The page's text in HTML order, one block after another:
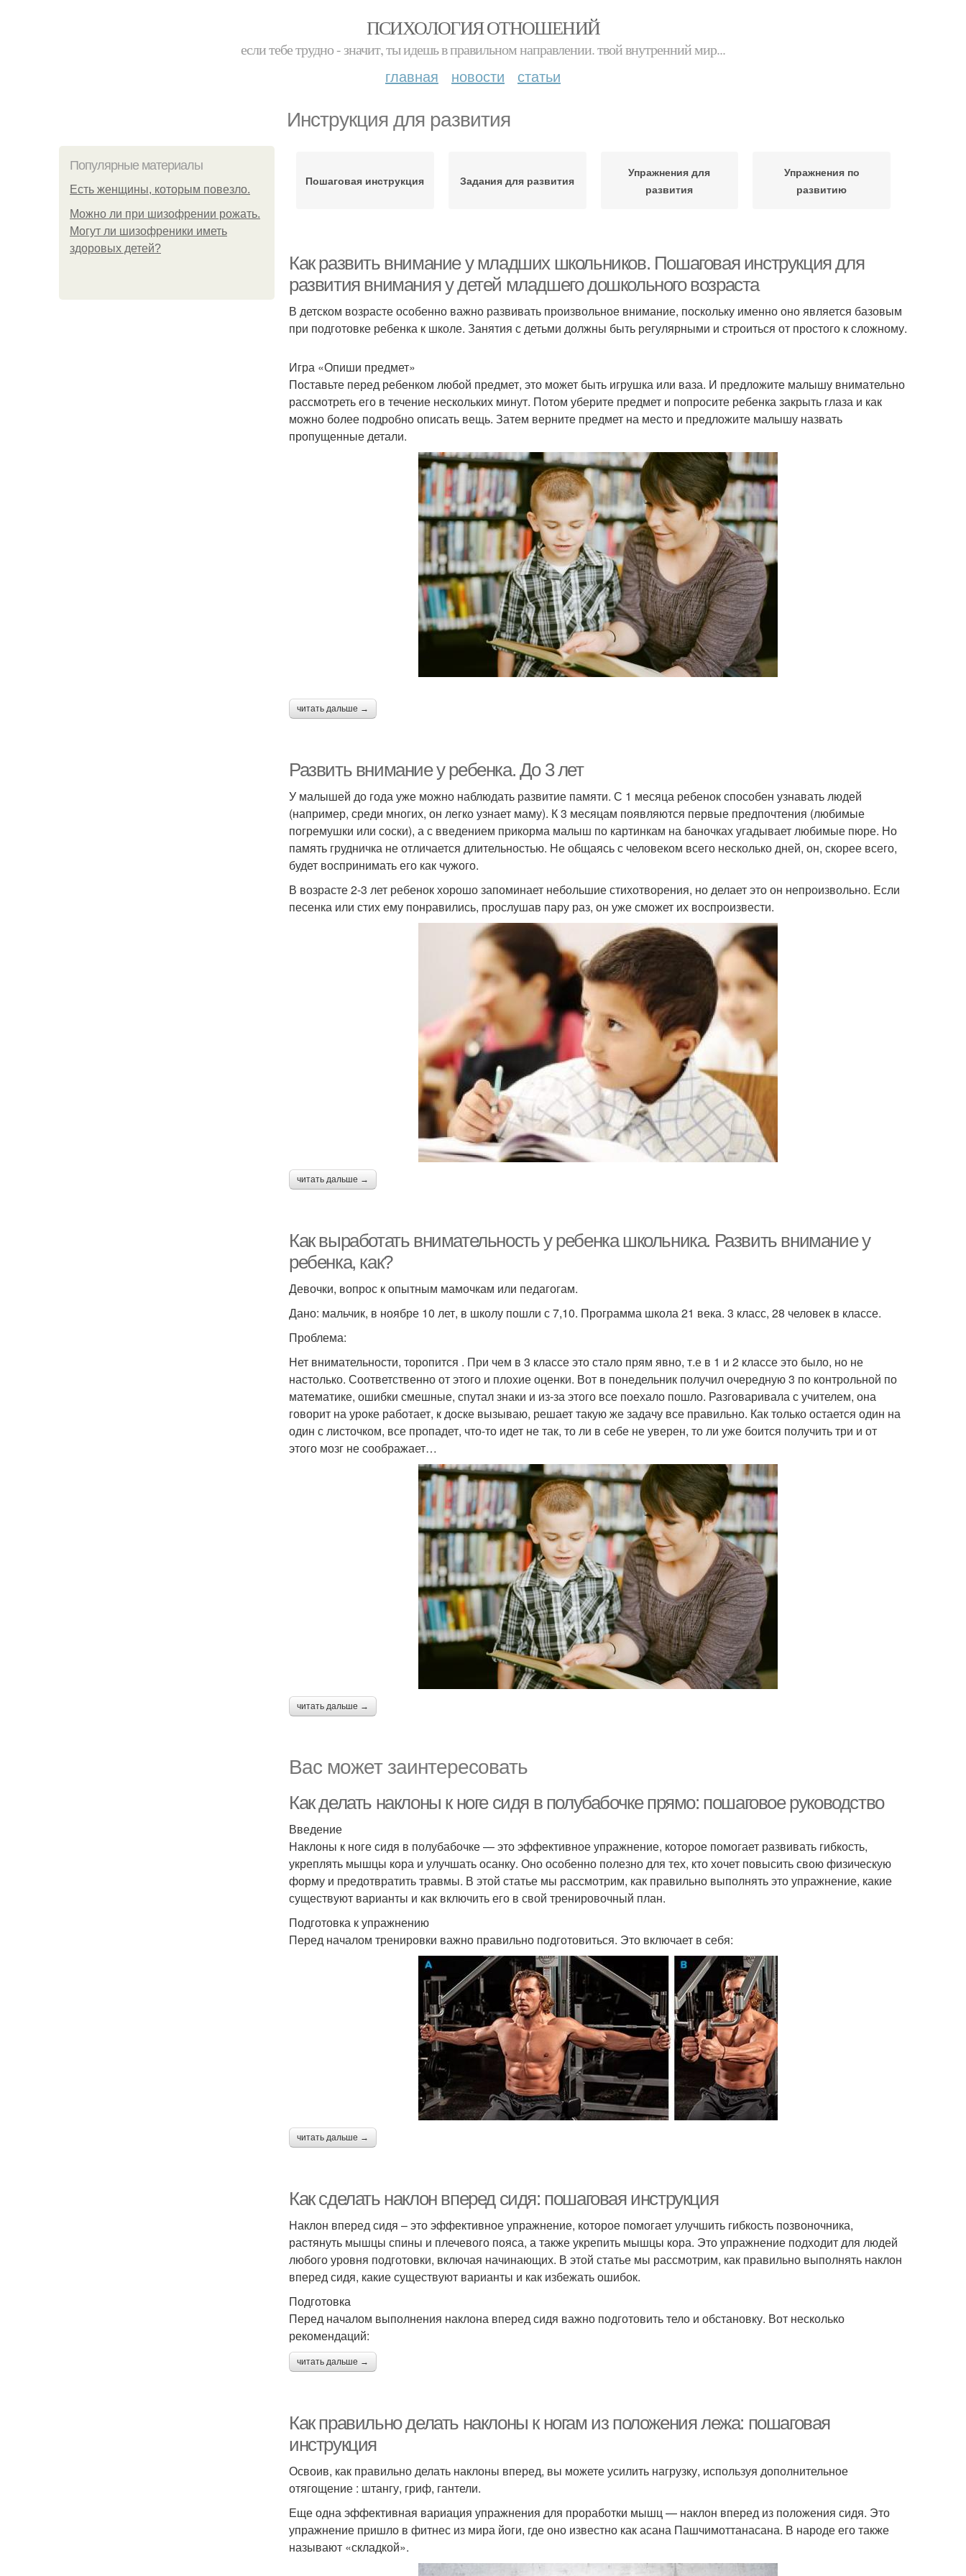
ПСИХОЛОГИЯ ОТНОШЕНИЙ
если тебе трудно - значит, ты идешь в правильном направлении. твой внутренний мир...
главная новости статьи
Инструкция для развития
Популярные материалы
Есть женщины, которым повезло.
Можно ли при шизофрении рожать.
Могут ли шизофреники иметь
здоровых детей?
Пошаговая инструкция Задания для развития
Упражнения для
развития
Упражнения по
развитию
Как развить внимание у младших школьников. Пошаговая инструкция для
развития внимания у детей младшего дошкольного возраста
В детском возрасте особенно важно развивать произвольное внимание, поскольку именно оно является базовым
при подготовке ребенка к школе. Занятия с детьми должны быть регулярными и строиться от простого к сложному.
Игра «Опиши предмет»
Поставьте перед ребенком любой предмет, это может быть игрушка или ваза. И предложите малышу внимательно
рассмотреть его в течение нескольких минут. Потом уберите предмет и попросите ребенка закрыть глаза и как
можно более подробно описать вещь. Затем верните предмет на место и предложите малышу назвать
пропущенные детали.
читать дальше →
Развить внимание у ребенка. До 3 лет
У малышей до года уже можно наблюдать развитие памяти. С 1 месяца ребенок способен узнавать людей
(например, среди многих, он легко узнает маму). К 3 месяцам появляются первые предпочтения (любимые
погремушки или соски), а с введением прикорма малыш по картинкам на баночках угадывает любимые пюре. Но
память грудничка не отличается длительностью. Не общаясь с человеком всего несколько дней, он, скорее всего,
будет воспринимать его как чужого.
В возрасте 2-3 лет ребенок хорошо запоминает небольшие стихотворения, но делает это он непроизвольно. Если
песенка или стих ему понравились, прослушав пару раз, он уже сможет их воспроизвести.
читать дальше →
Как выработать внимательность у ребенка школьника. Развить внимание у
ребенка, как?
Девочки, вопрос к опытным мамочкам или педагогам.
Дано: мальчик, в ноябре 10 лет, в школу пошли с 7,10. Программа школа 21 века. 3 класс, 28 человек в классе.
Проблема:
Нет внимательности, торопится . При чем в 3 классе это стало прям явно, т.е в 1 и 2 классе это было, но не
настолько. Соответственно от этого и плохие оценки. Вот в понедельник получил очередную 3 по контрольной по
математике, ошибки смешные, спутал знаки и из-за этого все поехало пошло. Разговаривала с учителем, она
говорит на уроке работает, к доске вызываю, решает такую же задачу все правильно. Как только остается один на
один с листочком, все пропадет, что-то идет не так, то ли в себе не уверен, то ли уже боится получить три и от
этого мозг не соображает…
читать дальше →
Вас может заинтересовать
Как делать наклоны к ноге сидя в полубабочке прямо: пошаговое руководство
Введение
Наклоны к ноге сидя в полубабочке — это эффективное упражнение, которое помогает развивать гибкость,
укреплять мышцы кора и улучшать осанку. Оно особенно полезно для тех, кто хочет повысить свою физическую
форму и предотвратить травмы. В этой статье мы рассмотрим, как правильно выполнять это упражнение, какие
существуют варианты и как включить его в свой тренировочный план.
Подготовка к упражнению
Перед началом тренировки важно правильно подготовиться. Это включает в себя:
читать дальше →
Как сделать наклон вперед сидя: пошаговая инструкция
Наклон вперед сидя – это эффективное упражнение, которое помогает улучшить гибкость позвоночника,
растянуть мышцы спины и плечевого пояса, а также укрепить мышцы кора. Это упражнение подходит для людей
любого уровня подготовки, включая начинающих. В этой статье мы рассмотрим, как правильно выполнять наклон
вперед сидя, какие существуют варианты и как избежать ошибок.
Подготовка
Перед началом выполнения наклона вперед сидя важно подготовить тело и обстановку. Вот несколько
рекомендаций:
читать дальше →
Как правильно делать наклоны к ногам из положения лежа: пошаговая
инструкция
Освоив, как правильно делать наклоны вперед, вы можете усилить нагрузку, используя дополнительное
отягощение : штангу, гриф, гантели.
Еще одна эффективная вариация упражнения для проработки мышц — наклон вперед из положения сидя. Это
упражнение пришло в фитнес из мира йоги, где оно известно как асана Пашчимоттанасана. В народе его также
называют «складкой».